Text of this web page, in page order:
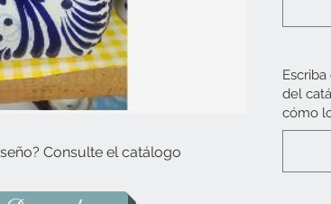
de
botijón
del
cómo
Consulte el catálogo